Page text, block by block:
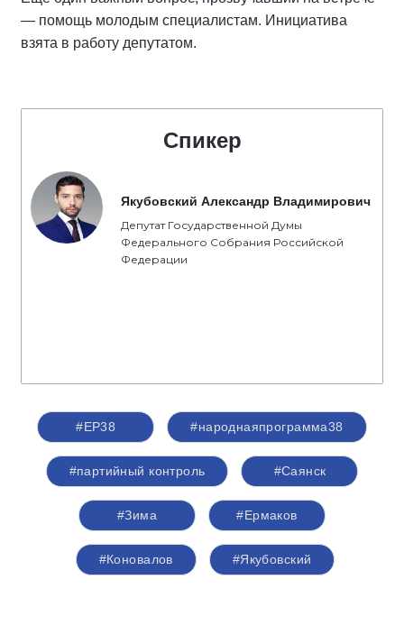
— помощь молодым специалистам. Инициатива
взята в работу депутатом.
Спикер
Якубовский Александр Владимирович
Депутат Государственной Думы
Федерального Собрания Российской
Федерации
#ЕР38 #народнаяпрограмма38
#партийный контроль #Саянск
#Зима #Ермаков
#Коновалов #Якубовский